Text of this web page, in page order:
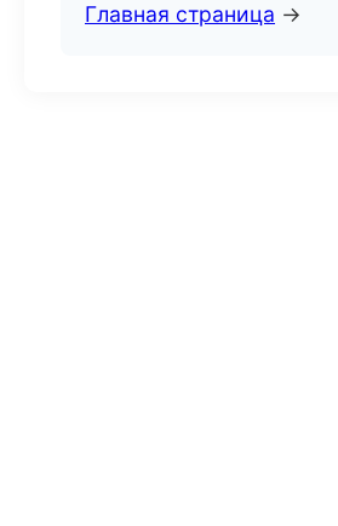
Главная страница →